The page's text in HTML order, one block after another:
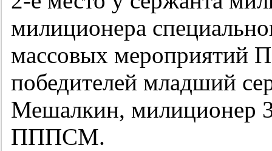
милиционера
массовых мероприятий
победителей младший
Мешалкин, милиционер
ПППСМ.